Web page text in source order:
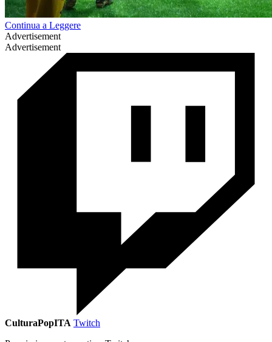
Continua a Leggere
Advertisement
Advertisement
CulturaPopITA Twitch